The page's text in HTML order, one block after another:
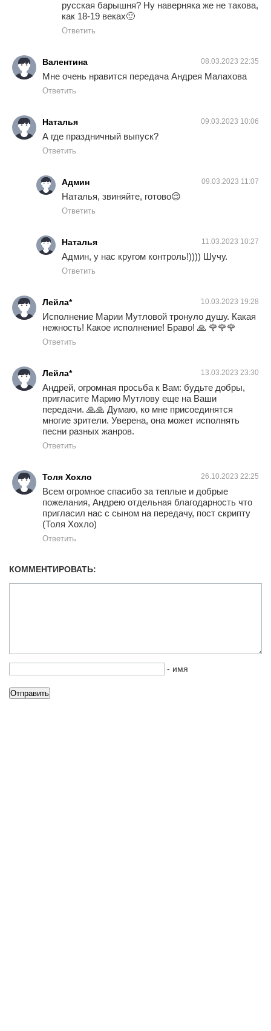
русская барышня? Ну наверняка же не такова,
как 18-19 веках🙂
Ответить
Валентина 08.03.2023 22:35
Мне очень нравится передача Андрея Малахова
Ответить
Наталья 09.03.2023 10:06
А где праздничный выпуск?
Ответить
Админ 09.03.2023 11:07
Наталья, звиняйте, готово😌
Ответить
Наталья 11.03.2023 10:27
Админ, у нас кругом контроль!)))) Шучу.
Ответить
Лейла* 10.03.2023 19:28
Исполнение Марии Мутловой тронуло душу. Какая
нежность! Какое исполнение! Браво! 🙏 🌹🌹🌹
Ответить
Лейла* 13.03.2023 23:30
Андрей, огромная просьба к Вам: будьте добры,
пригласите Марию Мутлову еще на Ваши
передачи. 🙏🙏 Думаю, ко мне присоединятся
многие зрители. Уверена, она может исполнять
песни разных жанров.
Ответить
Толя Хохло 26.10.2023 22:25
Всем огромное спасибо за теплые и добрые
пожелания, Андрею отдельная благодарность что
пригласил нас с сыном на передачу, пост скрипту
(Толя Хохло)
Ответить
КОММЕНТИРОВАТЬ:
- имя